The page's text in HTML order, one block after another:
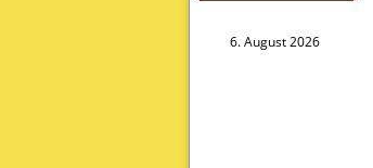
6. August 2026